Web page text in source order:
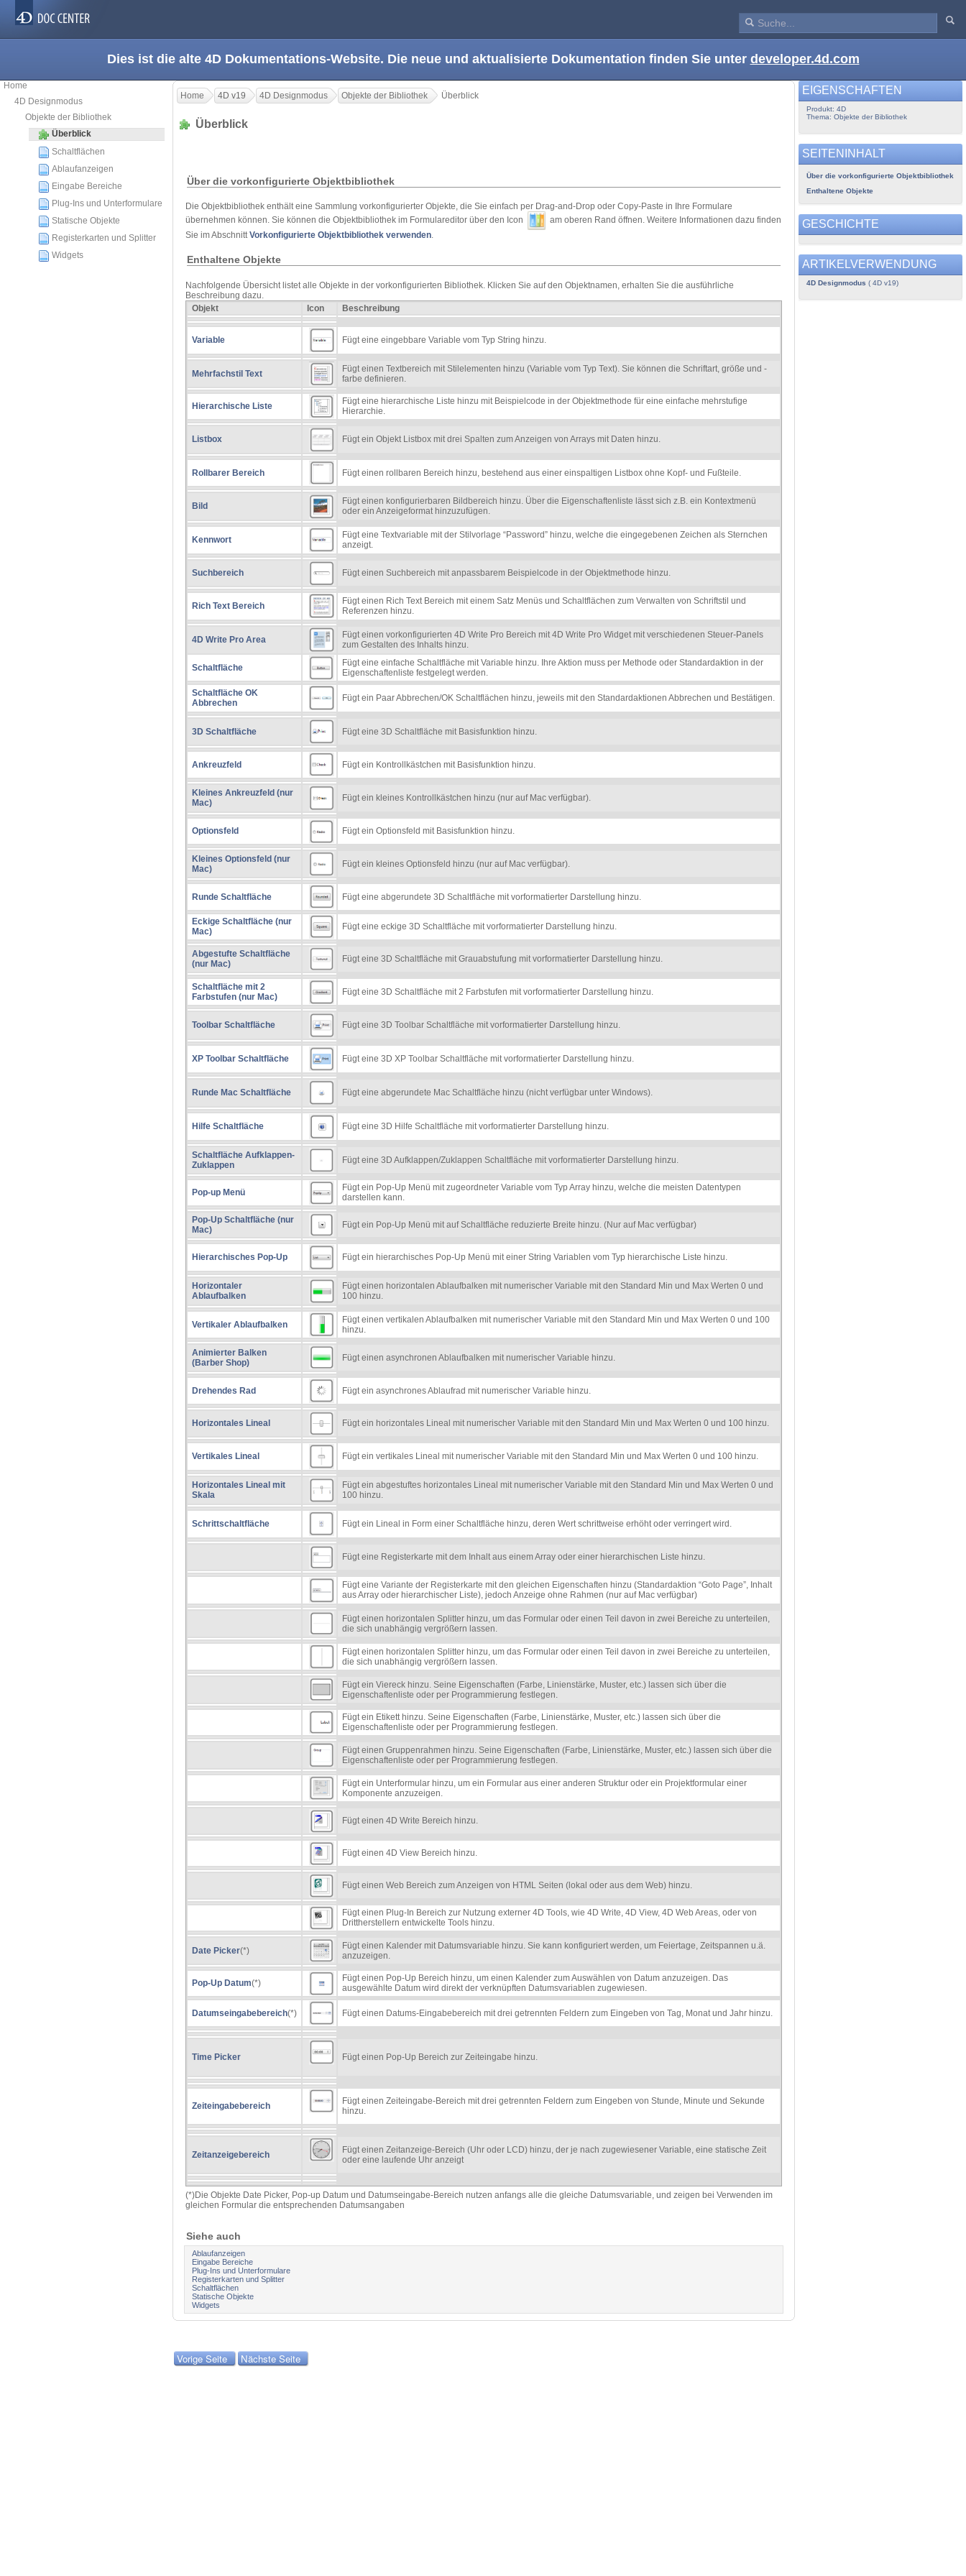
Dies ist die alte 4D Dokumentations-Website. Die neue und aktualisierte Dokumentation finden Sie unter developer.4d.com
Home
4D Designmodus
Objekte der Bibliothek
Überblick
Schaltflächen
Ablaufanzeigen
Eingabe Bereiche
Plug-Ins und Unterformulare
Statische Objekte
Registerkarten und Splitter
Widgets
Home 4D v19 4D Designmodus Objekte der Bibliothek Überblick
Überblick
Über die vorkonfigurierte Objektbibliothek
Die Objektbibliothek enthält eine Sammlung vorkonfigurierter Objekte, die Sie einfach per Drag-and-Drop oder Copy-Paste in Ihre Formulare
übernehmen können. Sie können die Objektbibliothek im Formulareditor über den Icon
am oberen Rand öffnen. Weitere Informationen dazu finden
Sie im AbschnittVorkonfigurierte Objektbibliothek verwenden.
Enthaltene Objekte
Nachfolgende Übersicht listet alle Objekte in der vorkonfigurierten Bibliothek. Klicken Sie auf den Objektnamen, erhalten Sie die ausführliche
Beschreibung dazu.
Objekt
Icon Beschreibung
Variable Fügt eine eingebbare Variable vom Typ String hinzu.
Mehrfachstil Text
Fügt einen Textbereich mit Stilelementen hinzu (Variable vom Typ Text). Sie können die Schriftart, größe und -
farbe definieren.
Hierarchische Liste
Fügt eine hierarchische Liste hinzu mit Beispielcode in der Objektmethode für eine einfache mehrstufige
Hierarchie.
Listbox Fügt ein Objekt Listbox mit drei Spalten zum Anzeigen von Arrays mit Daten hinzu.
Rollbarer Bereich Fügt einen rollbaren Bereich hinzu, bestehend aus einer einspaltigen Listbox ohne Kopf- und Fußteile.
Bild
Fügt einen konfigurierbaren Bildbereich hinzu. Über die Eigenschaftenliste lässt sich z.B. ein Kontextmenü
oder ein Anzeigeformat hinzuzufügen.
Kennwort
Fügt eine Textvariable mit der Stilvorlage “Password” hinzu, welche die eingegebenen Zeichen als Sternchen
anzeigt.
Suchbereich Fügt einen Suchbereich mit anpassbarem Beispielcode in der Objektmethode hinzu.
Rich Text Bereich
Fügt einen Rich Text Bereich mit einem Satz Menüs und Schaltflächen zum Verwalten von Schriftstil und
Referenzen hinzu.
4D Write Pro Area
Fügt einen vorkonfigurierten 4D Write Pro Bereich mit 4D Write Pro Widget mit verschiedenen Steuer-Panels
zum Gestalten des Inhalts hinzu.
Schaltfläche
Fügt eine einfache Schaltfläche mit Variable hinzu. Ihre Aktion muss per Methode oder Standardaktion in der
Eigenschaftenliste festgelegt werden.
Schaltfläche OK
Abbrechen
Fügt ein Paar Abbrechen/OK Schaltflächen hinzu, jeweils mit den Standardaktionen Abbrechen und Bestätigen.
3D Schaltfläche Fügt eine 3D Schaltfläche mit Basisfunktion hinzu.
Ankreuzfeld Fügt ein Kontrollkästchen mit Basisfunktion hinzu.
Kleines Ankreuzfeld (nur
Mac)
Fügt ein kleines Kontrollkästchen hinzu (nur auf Mac verfügbar).
Optionsfeld Fügt ein Optionsfeld mit Basisfunktion hinzu.
Kleines Optionsfeld (nur
Mac)
Fügt ein kleines Optionsfeld hinzu (nur auf Mac verfügbar).
Runde Schaltfläche Fügt eine abgerundete 3D Schaltfläche mit vorformatierter Darstellung hinzu.
Eckige Schaltfläche (nur
Mac)
Fügt eine eckige 3D Schaltfläche mit vorformatierter Darstellung hinzu.
Abgestufte Schaltfläche
(nur Mac)
Fügt eine 3D Schaltfläche mit Grauabstufung mit vorformatierter Darstellung hinzu.
Schaltfläche mit 2
Farbstufen (nur Mac)
Fügt eine 3D Schaltfläche mit 2 Farbstufen mit vorformatierter Darstellung hinzu.
Toolbar Schaltfläche Fügt eine 3D Toolbar Schaltfläche mit vorformatierter Darstellung hinzu.
XP Toolbar Schaltfläche Fügt eine 3D XP Toolbar Schaltfläche mit vorformatierter Darstellung hinzu.
Runde Mac Schaltfläche Fügt eine abgerundete Mac Schaltfläche hinzu (nicht verfügbar unter Windows).
Hilfe Schaltfläche Fügt eine 3D Hilfe Schaltfläche mit vorformatierter Darstellung hinzu.
Schaltfläche Aufklappen-
Zuklappen
Fügt eine 3D Aufklappen/Zuklappen Schaltfläche mit vorformatierter Darstellung hinzu.
Pop-up Menü
Fügt ein Pop-Up Menü mit zugeordneter Variable vom Typ Array hinzu, welche die meisten Datentypen
darstellen kann.
Pop-Up Schaltfläche (nur
Mac)
Fügt ein Pop-Up Menü mit auf Schaltfläche reduzierte Breite hinzu. (Nur auf Mac verfügbar)
Hierarchisches Pop-Up Fügt ein hierarchisches Pop-Up Menü mit einer String Variablen vom Typ hierarchische Liste hinzu.
Horizontaler
Ablaufbalken
Fügt einen horizontalen Ablaufbalken mit numerischer Variable mit den Standard Min und Max Werten 0 und
100 hinzu.
Vertikaler Ablaufbalken
Fügt einen vertikalen Ablaufbalken mit numerischer Variable mit den Standard Min und Max Werten 0 und 100
hinzu.
Animierter Balken
(Barber Shop)
Fügt einen asynchronen Ablaufbalken mit numerischer Variable hinzu.
Drehendes Rad Fügt ein asynchrones Ablaufrad mit numerischer Variable hinzu.
Horizontales Lineal Fügt ein horizontales Lineal mit numerischer Variable mit den Standard Min und Max Werten 0 und 100 hinzu.
Vertikales Lineal Fügt ein vertikales Lineal mit numerischer Variable mit den Standard Min und Max Werten 0 und 100 hinzu.
Horizontales Lineal mit
Skala
Fügt ein abgestuftes horizontales Lineal mit numerischer Variable mit den Standard Min und Max Werten 0 und
100 hinzu.
Schrittschaltfläche Fügt ein Lineal in Form einer Schaltfläche hinzu, deren Wert schrittweise erhöht oder verringert wird.
Fügt eine Registerkarte mit dem Inhalt aus einem Array oder einer hierarchischen Liste hinzu.
Fügt eine Variante der Registerkarte mit den gleichen Eigenschaften hinzu (Standardaktion “Goto Page”, Inhalt
aus Array oder hierarchischer Liste), jedoch Anzeige ohne Rahmen (nur auf Mac verfügbar)
Fügt einen horizontalen Splitter hinzu, um das Formular oder einen Teil davon in zwei Bereiche zu unterteilen,
die sich unabhängig vergrößern lassen.
Fügt einen horizontalen Splitter hinzu, um das Formular oder einen Teil davon in zwei Bereiche zu unterteilen,
die sich unabhängig vergrößern lassen.
Fügt ein Viereck hinzu. Seine Eigenschaften (Farbe, Linienstärke, Muster, etc.) lassen sich über die
Eigenschaftenliste oder per Programmierung festlegen.
Fügt ein Etikett hinzu. Seine Eigenschaften (Farbe, Linienstärke, Muster, etc.) lassen sich über die
Eigenschaftenliste oder per Programmierung festlegen.
Fügt einen Gruppenrahmen hinzu. Seine Eigenschaften (Farbe, Linienstärke, Muster, etc.) lassen sich über die
Eigenschaftenliste oder per Programmierung festlegen.
Fügt ein Unterformular hinzu, um ein Formular aus einer anderen Struktur oder ein Projektformular einer
Komponente anzuzeigen.
Fügt einen 4D Write Bereich hinzu.
Fügt einen 4D View Bereich hinzu.
Fügt einen Web Bereich zum Anzeigen von HTML Seiten (lokal oder aus dem Web) hinzu.
Fügt einen Plug-In Bereich zur Nutzung externer 4D Tools, wie 4D Write, 4D View, 4D Web Areas, oder von
Drittherstellern entwickelte Tools hinzu.
Date Picker(*)
Fügt einen Kalender mit Datumsvariable hinzu. Sie kann konfiguriert werden, um Feiertage, Zeitspannen u.ä.
anzuzeigen.
Pop-Up Datum(*)
Fügt einen Pop-Up Bereich hinzu, um einen Kalender zum Auswählen von Datum anzuzeigen. Das
ausgewählte Datum wird direkt der verknüpften Datumsvariablen zugewiesen.
Datumseingabebereich(*) Fügt einen Datums-Eingabebereich mit drei getrennten Feldern zum Eingeben von Tag, Monat und Jahr hinzu.
Time Picker Fügt einen Pop-Up Bereich zur Zeiteingabe hinzu.
Zeiteingabebereich
Fügt einen Zeiteingabe-Bereich mit drei getrennten Feldern zum Eingeben von Stunde, Minute und Sekunde
hinzu.
Zeitanzeigebereich
Fügt einen Zeitanzeige-Bereich (Uhr oder LCD) hinzu, der je nach zugewiesener Variable, eine statische Zeit
oder eine laufende Uhr anzeigt
(*)Die Objekte Date Picker, Pop-up Datum und Datumseingabe-Bereich nutzen anfangs alle die gleiche Datumsvariable, und zeigen bei Verwenden im
gleichen Formular die entsprechenden Datumsangaben
Siehe auch
Ablaufanzeigen
Eingabe Bereiche
Plug-Ins und Unterformulare
Registerkarten und Splitter
Schaltflächen
Statische Objekte
Widgets
Vorige Seite Nächste Seite
EIGENSCHAFTEN
Produkt: 4D
Thema: Objekte der Bibliothek
SEITENINHALT
Über die vorkonfigurierte Objektbibliothek
Enthaltene Objekte
GESCHICHTE
ARTIKELVERWENDUNG
4D Designmodus ( 4D v19)